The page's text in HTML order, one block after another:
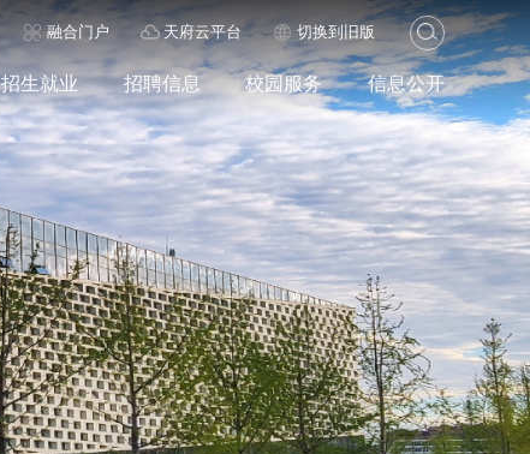
融合门户 天府云平台 切换到旧版
招生就业 招聘信息 校园服务 信息公开